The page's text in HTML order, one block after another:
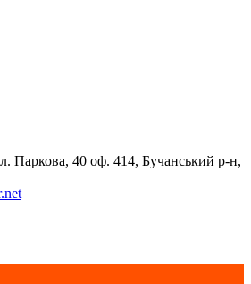
Паркова, 40 оф. 414, Бучанський р-н,